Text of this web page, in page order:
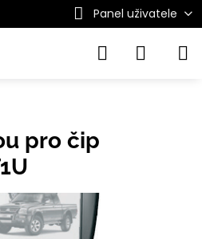
Panel uživatele
pro čip